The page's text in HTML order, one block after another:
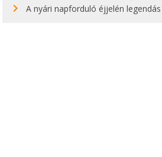
A nyári napforduló éjjelén legendás hegyi tüzek világítják meg